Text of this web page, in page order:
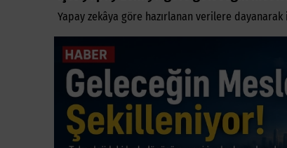
Yapay zekâya göre hazırlanan verilere